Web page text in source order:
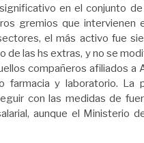
en el conjunto
gremios que intervienen
el más activo fue
de las hs extras, y no se
compañeros afiliados a
farmacia y laboratorio. La
con las medidas de
aunque el Ministerio